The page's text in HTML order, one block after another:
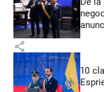
share
10